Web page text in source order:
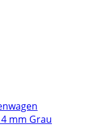
mm Grau